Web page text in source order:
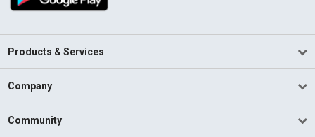
Products & Services
Company
Community